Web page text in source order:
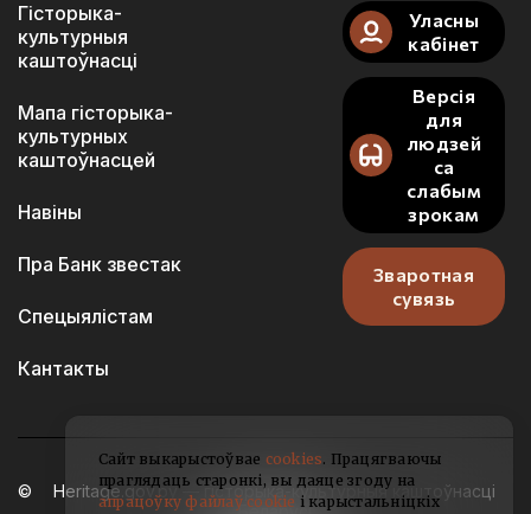
Гісторыка-
культурныя
каштоўнасці
Мапа гісторыка-
культурных
каштоўнасцей
Навіны
Пра Банк звестак
Спецыялістам
Кантакты
Уласны
кабінет
Версія
для
людзей
са
слабым
зрокам
Зваротная
сувязь
Heritage.gov.by — гісторыка-культурныя каштоўнасці
Сайт выкарыстоўвае cookies. Працягваючы
праглядаць старонкі, вы даяце згоду на
апрацоўку файлаў cookie і карыстальніцкіх